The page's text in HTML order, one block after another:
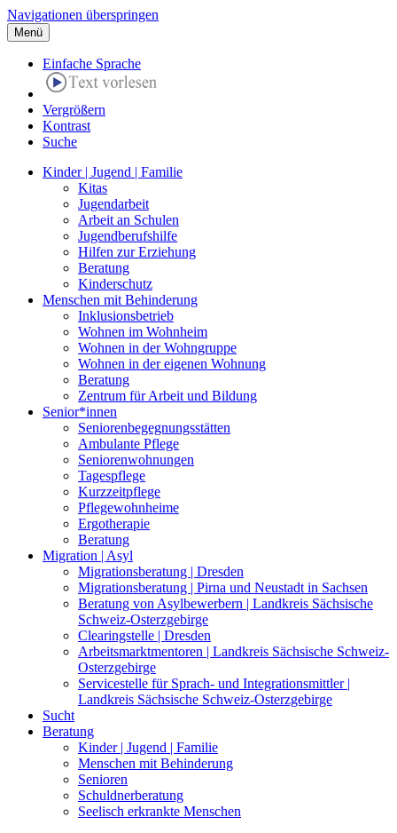
Navigationen überspringen
Menü
Einfache Sprache
Vergrößern
Kontrast
Suche
Kinder | Jugend | Familie
Kitas
Jugendarbeit
Arbeit an Schulen
Jugendberufshilfe
Hilfen zur Erziehung
Beratung
Kinderschutz
Menschen mit Behinderung
Inklusionsbetrieb
Wohnen im Wohnheim
Wohnen in der Wohngruppe
Wohnen in der eigenen Wohnung
Beratung
Zentrum für Arbeit und Bildung
Senior*innen
Seniorenbegegnungsstätten
Ambulante Pflege
Seniorenwohnungen
Tagespflege
Kurzzeitpflege
Pflegewohnheime
Ergotherapie
Beratung
Migration | Asyl
Migrationsberatung | Dresden
Migrationsberatung | Pirna und Neustadt in Sachsen
Beratung von Asylbewerbern | Landkreis Sächsische
Schweiz-Osterzgebirge
Clearingstelle | Dresden
Arbeitsmarktmentoren | Landkreis Sächsische Schweiz-
Osterzgebirge
Servicestelle für Sprach- und Integrationsmittler |
Landkreis Sächsische Schweiz-Osterzgebirge
Sucht
Beratung
Kinder | Jugend | Familie
Menschen mit Behinderung
Senioren
Schuldnerberatung
Seelisch erkrankte Menschen